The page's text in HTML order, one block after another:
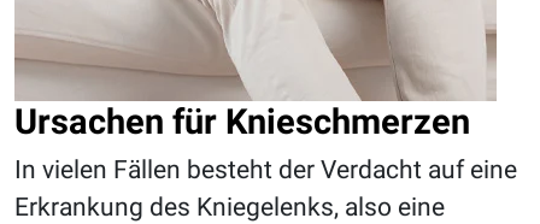
Ursachen für Knieschmerzen
In vielen Fällen besteht der Verdacht auf eine
Erkrankung des Kniegelenks, also eine